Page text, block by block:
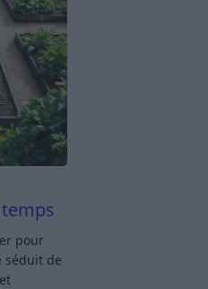
pour
séduit de